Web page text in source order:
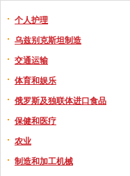
个人护理
乌兹别克斯坦制造
交通运输
体育和娱乐
俄罗斯及独联体进口食品
保健和医疗
农业
制造和加工机械